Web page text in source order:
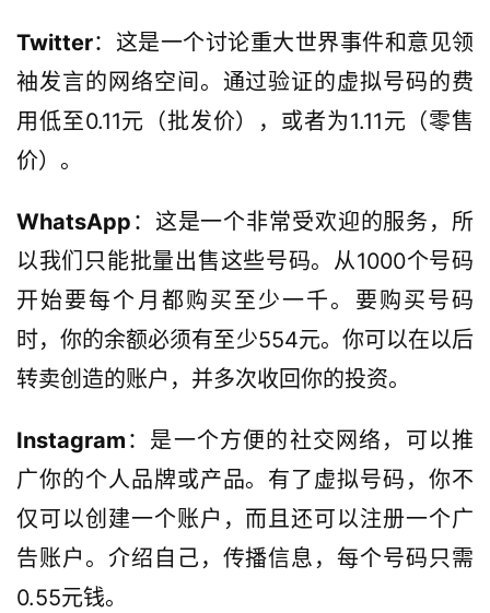
首
Twitter：这是一个讨论重大世界事件和意见领
袖发言的网络空间。通过验证的虚拟号码的费
用低至0.11元（批发价），或者为1.11元（零售
价）。
WhatsApp ：这是一个非常受欢迎的服务，所
以我们只能批量出售这些号码。从1000个号码
开始要每个月都购买至少一千。要购买号码
时，你的余额必须有至少554元。你可以在以后
转卖创造的账户，并多次收回你的投资。
Instagram ：是一个方便的社交网络，可以推
广你的个人品牌或产品。有了虚拟号码，你不
仅可以创建一个账户，而且还可以注册一个广
告账户。介绍自己，传播信息，每个号码只需
0.55元钱。